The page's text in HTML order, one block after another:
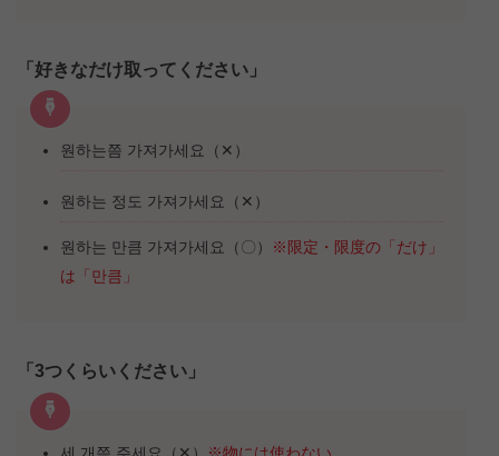
「好きなだけ取ってください」
원하는쯤 가져가세요（✕）
원하는 정도 가져가세요（✕）
원하는 만큼 가져가세요（〇）
※限定・限度の「だけ」
は「만큼」
「3つくらいください」